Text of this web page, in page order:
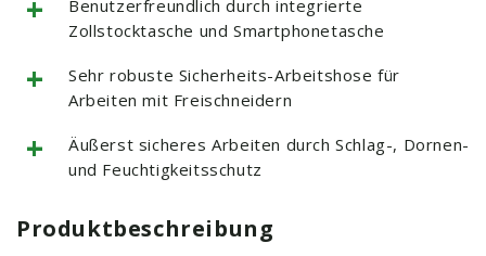
+
Benutzerfreundlich durch integrierte
Zollstocktasche und Smartphonetasche
+
Sehr robuste Sicherheits-Arbeitshose für
Arbeiten mit Freischneidern
+
Äußerst sicheres Arbeiten durch Schlag-, Dornen-
und Feuchtigkeitsschutz
Produktbeschreibung